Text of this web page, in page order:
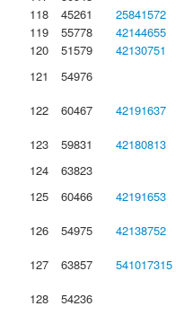
118
45261 25841572
119
55778 42144655
120
51579 42130751
121
54976
122
60467 42191637
123
59831 42180813
124
63823
125
60466 42191653
126
54975 42138752
127
63857 541017315
128
54236